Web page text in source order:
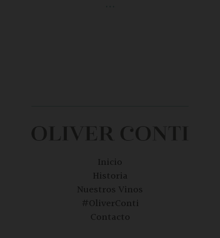
Inicio
Historia
Nuestros Vinos
#OliverConti
Contacto